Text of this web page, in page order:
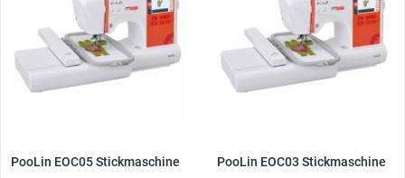
PooLin EOC05 Stickmaschine PooLin EOC03 Stickmaschine